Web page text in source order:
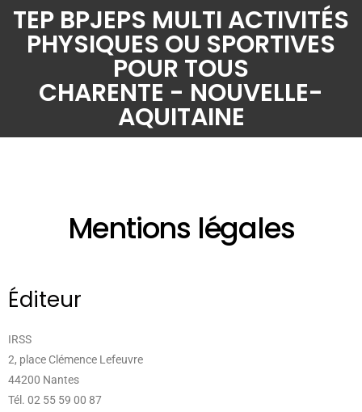
Aller
contenu
TEP BPJEPS MULTI ACTIVITÉS
PHYSIQUES OU SPORTIVES
POUR TOUS
CHARENTE - NOUVELLE-
AQUITAINE
Mentions légales
Éditeur
IRSS
2, place Clémence Lefeuvre
44200 Nantes
Tél. 02 55 59 00 87